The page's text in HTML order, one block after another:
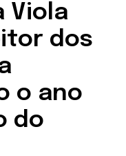
Viola
dos
o ano
do